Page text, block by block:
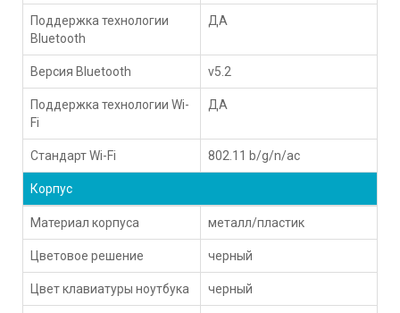
Поддержка технологии
Bluetooth
ДА
Версия Bluetooth v5.2
Поддержка технологии Wi-
Fi
ДА
Стандарт Wi-Fi 802.11 b/g/n/ac
Корпус
Материал корпуса металл/пластик
Цветовое решение черный
Цвет клавиатуры ноутбука черный